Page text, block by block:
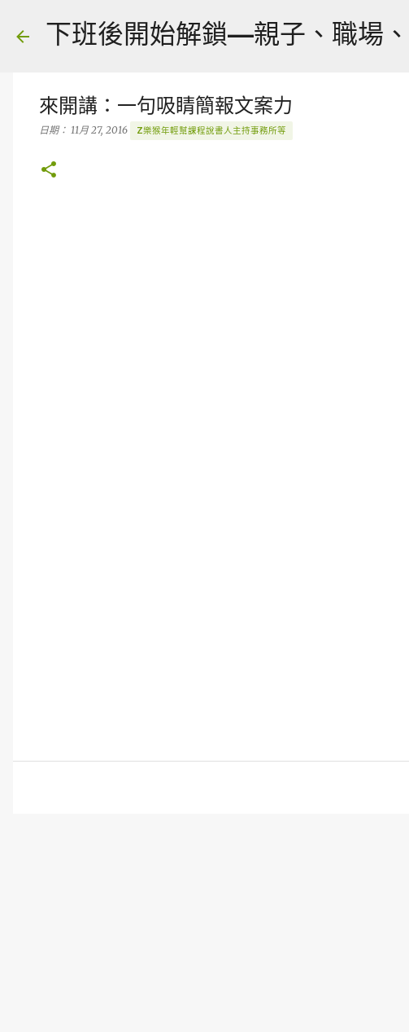
下班後開始解鎖—親子、職場
來開講：一句吸睛簡報文案力
日期： 11月 27, 2016 Z樂猴年輕幫課程說書人主持事務所等